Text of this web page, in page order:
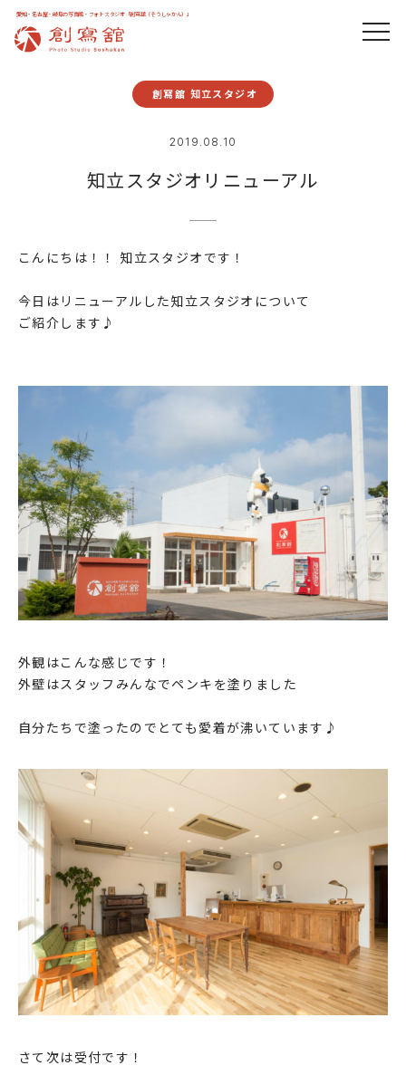
愛知・名古屋・岐阜の写真館・フォトスタジオ「創寫舘（そうしゃかん）」
創寫舘 知立スタジオ
2019.08.10
知立スタジオリニューアル
こんにちは！！ 知立スタジオです！
今日はリニューアルした知立スタジオについて
ご紹介します♪
外観はこんな感じです！
外壁はスタッフみんなでペンキを塗りました
自分たちで塗ったのでとても愛着が沸いています♪
さて次は受付です！